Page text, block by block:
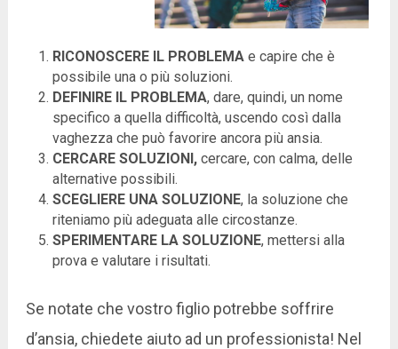
RICONOSCERE IL PROBLEMA e capire che è
possibile una o più soluzioni.
DEFINIRE IL PROBLEMA, dare, quindi, un nome
specifico a quella difficoltà, uscendo così dalla
vaghezza che può favorire ancora più ansia.
CERCARE SOLUZIONI, cercare, con calma, delle
alternative possibili.
SCEGLIERE UNA SOLUZIONE, la soluzione che
riteniamo più adeguata alle circostanze.
SPERIMENTARE LA SOLUZIONE, mettersi alla
prova e valutare i risultati.
Se notate che vostro figlio potrebbe soffrire
d’ansia, chiedete aiuto ad un professionista! Nel